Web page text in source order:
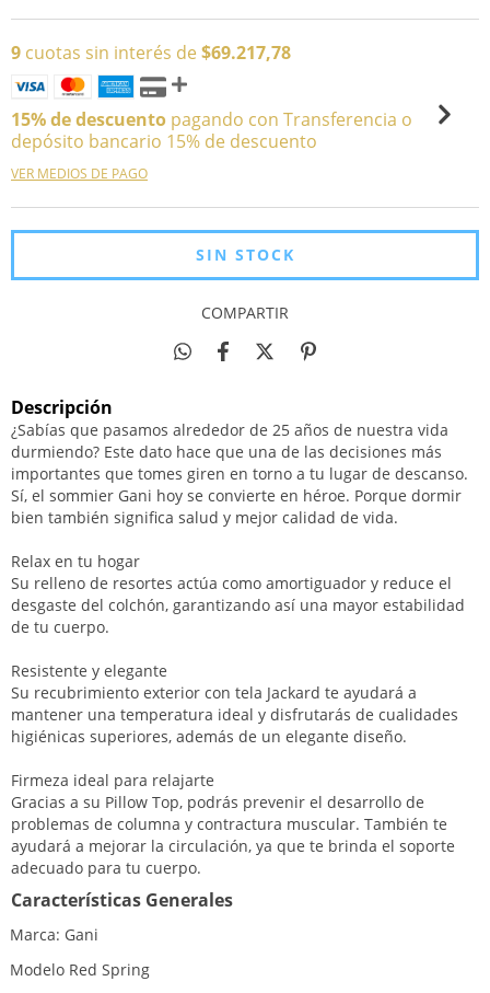
9 cuotas sin interés de $69.217,78
15% de descuento pagando con Transferencia o
depósito bancario 15% de descuento
VER MEDIOS DE PAGO
COMPARTIR
Descripción
¿Sabías que pasamos alrededor de 25 años de nuestra vida
durmiendo? Este dato hace que una de las decisiones más
importantes que tomes giren en torno a tu lugar de descanso.
Sí, el sommier Gani hoy se convierte en héroe. Porque dormir
bien también significa salud y mejor calidad de vida.
Relax en tu hogar
Su relleno de resortes actúa como amortiguador y reduce el
desgaste del colchón, garantizando así una mayor estabilidad
de tu cuerpo.
Resistente y elegante
Su recubrimiento exterior con tela Jackard te ayudará a
mantener una temperatura ideal y disfrutarás de cualidades
higiénicas superiores, además de un elegante diseño.
Firmeza ideal para relajarte
Gracias a su Pillow Top, podrás prevenir el desarrollo de
problemas de columna y contractura muscular. También te
ayudará a mejorar la circulación, ya que te brinda el soporte
adecuado para tu cuerpo.
Características Generales
Marca: Gani
Modelo Red Spring